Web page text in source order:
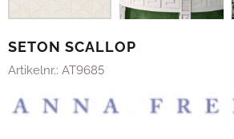
SETON SCALLOP
Artikelnr.: AT9685